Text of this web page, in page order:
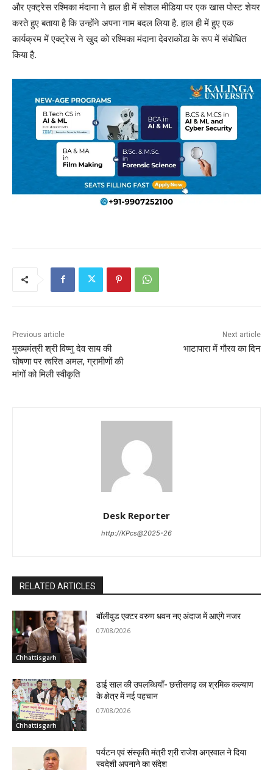
और एक्ट्रेस रश्मिका मंदाना ने हाल ही में सोशल मीडिया पर एक खास पोस्ट शेयर
करते हुए बताया है कि उन्होंने अपना नाम बदल लिया है. हाल ही में हुए एक
कार्यक्रम में एक्ट्रेस ने खुद को रश्मिका मंदाना देवराकोंडा के रूप में संबोधित
किया है.
Previous article
मुख्यमंत्री श्री विष्णु देव साय की
घोषणा पर त्वरित अमल, ग्रामीणों की
मांगों को मिली स्वीकृति
Next article
भाटापारा में गौरव का दिन
Desk Reporter
http://KPcs@2025-26
RELATED ARTICLES
Chhattisgarh
बॉलीवुड एक्टर वरुण धवन नए अंदाज में आएंगे नजर
07/08/2026
Chhattisgarh
ढाई साल की उपलब्धियाँ- छत्तीसगढ़ का श्रमिक कल्याण
के क्षेत्र में नई पहचान
07/08/2026
पर्यटन एवं संस्कृति मंत्री श्री राजेश अग्रवाल ने दिया
स्वदेशी अपनाने का संदेश